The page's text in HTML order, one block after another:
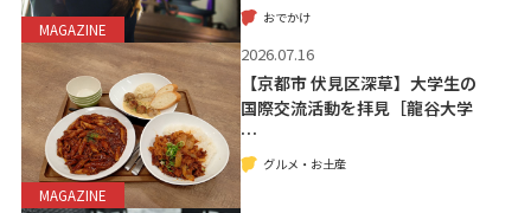
MAGAZINE
おでかけ
MAGAZINE
2026.07.16
【京都市 伏見区深草】大学生の
国際交流活動を拝見［龍谷大学
…
グルメ・お土産